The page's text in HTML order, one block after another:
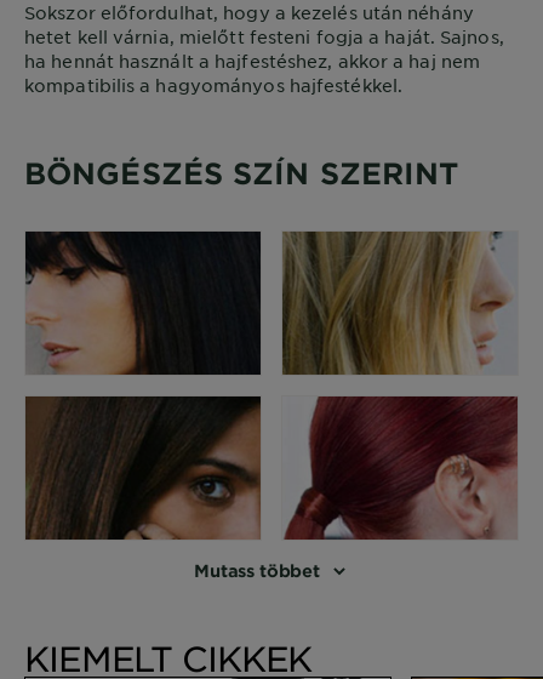
Sokszor előfordulhat, hogy a kezelés után néhány
hetet kell várnia, mielőtt festeni fogja a haját. Sajnos,
ha hennát használt a hajfestéshez, akkor a haj nem
kompatibilis a hagyományos hajfestékkel.
BÖNGÉSZÉS SZÍN SZERINT
Mutass többet
KIEMELT CIKKEK